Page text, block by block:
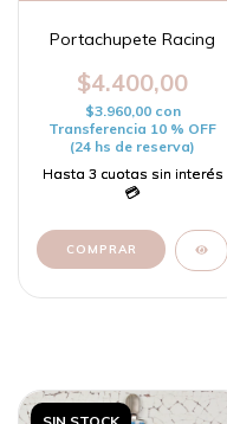
Portachupete Racing
$4.400,00
$3.960,00 con
Transferencia 10 % OFF
(24 hs de reserva)